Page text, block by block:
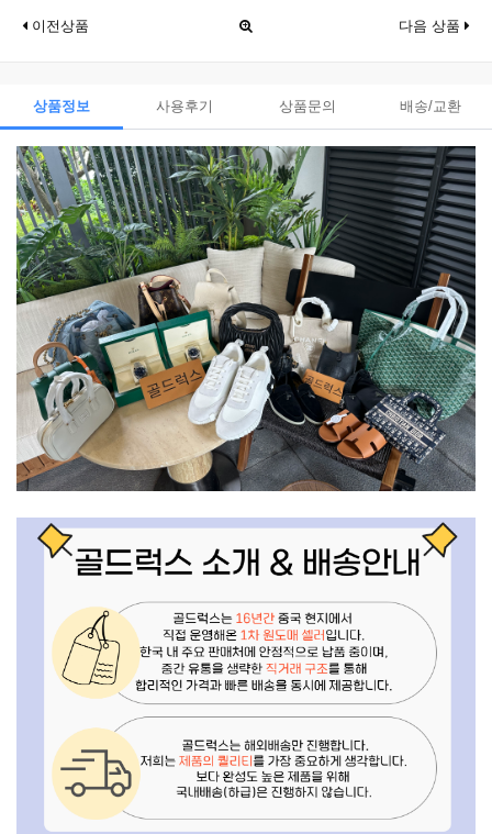
이전상품 다음 상품
상품정보 사용후기 상품문의 배송/교환